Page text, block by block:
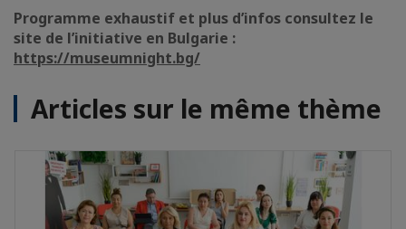
Programme exhaustif et plus d’infos consultez le
site de l’initiative en Bulgarie :
https://museumnight.bg/
Articles sur le même thème